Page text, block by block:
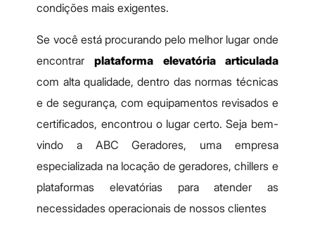
condições mais exigentes.
Se você está procurando pelo melhor lugar onde
encontrarplataforma elevatória articulada
com alta qualidade, dentro das normas técnicas
e de segurança, com equipamentos revisados e
certificados, encontrou o lugar certo. Seja bem-
vindo a ABC Geradores, uma empresa
especializada na locação de geradores, chillers e
plataformas elevatórias para atender as
necessidades operacionais de nossos clientes